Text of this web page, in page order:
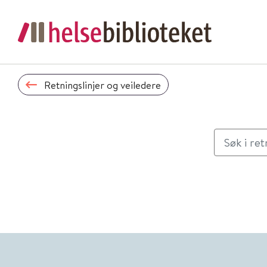
Retningslinjer og veiledere